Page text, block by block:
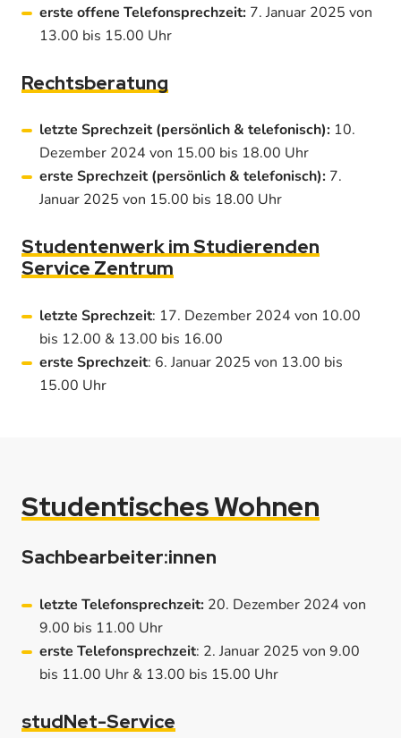
erste offene Telefonsprechzeit: 7. Januar 2025 von
13.00 bis 15.00 Uhr
Rechtsberatung
letzte Sprechzeit (persönlich & telefonisch): 10.
Dezember 2024 von 15.00 bis 18.00 Uhr
erste Sprechzeit (persönlich & telefonisch): 7.
Januar 2025 von 15.00 bis 18.00 Uhr
Studentenwerk im Studierenden
Service Zentrum
letzte Sprechzeit: 17. Dezember 2024 von 10.00
bis 12.00 & 13.00 bis 16.00
erste Sprechzeit: 6. Januar 2025 von 13.00 bis
15.00 Uhr
Studentisches Wohnen
Sachbearbeiter:innen
letzte Telefonsprechzeit: 20. Dezember 2024 von
9.00 bis 11.00 Uhr
erste Telefonsprechzeit: 2. Januar 2025 von 9.00
bis 11.00 Uhr & 13.00 bis 15.00 Uhr
studNet-Service